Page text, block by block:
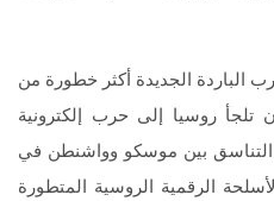
الباردة الجديدة أكثر خطورة من
تلجأ روسيا إلى حرب إلكترونية
بين موسكو وواشنطن في
الرقمية الروسية المتطورة